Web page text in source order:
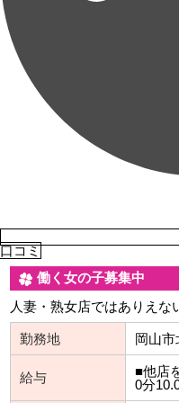
口コミ
働く女の子募集中
人妻・熟女店ではありえな
勤務地 岡山市
給与
■他店
0分